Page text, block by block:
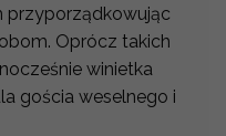
przyporządkowując
Oprócz takich
winietka
gościa weselnego i